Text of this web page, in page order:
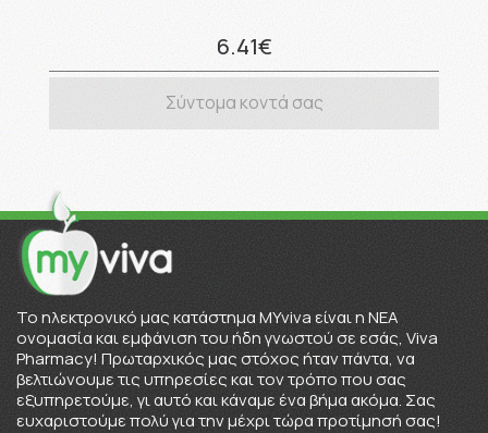
6.41€
Σύντομα κοντά σας
To ηλεκτρονικό μας κατάστημα MYviva είναι η ΝΕΑ
ονομασία και εμφάνιση του ήδη γνωστού σε εσάς, Viva
Pharmacy! Πρωταρχικός μας στόχος ήταν πάντα, να
βελτιώνουμε τις υπηρεσίες και τον τρόπο που σας
εξυπηρετούμε, γι αυτό και κάναμε ένα βήμα ακόμα. Σας
ευχαριστούμε πολύ για την μέχρι τώρα προτίμησή σας!